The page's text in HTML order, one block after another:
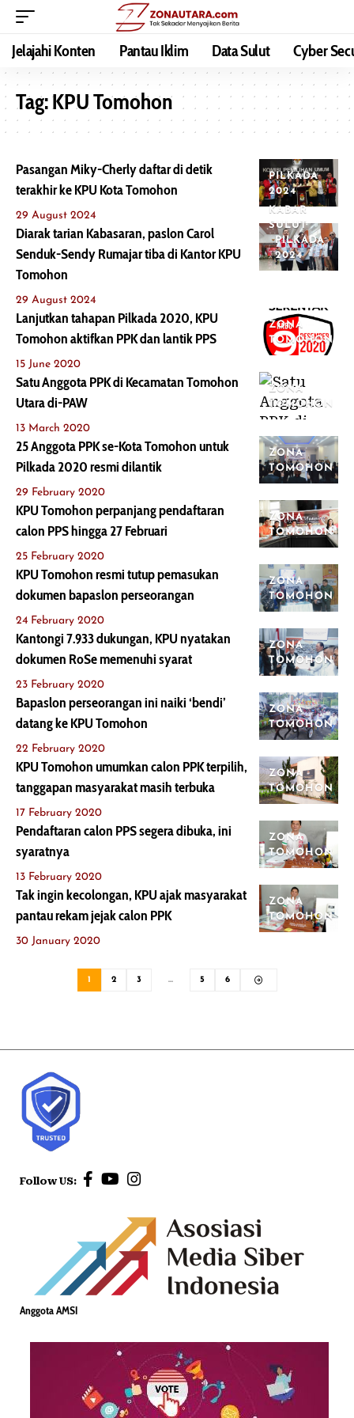
Jelajahi Konten Pantau Iklim Data Sulut Cyber
Tag:KPU Tomohon
PILKADA
2024
Pasangan Miky-Cherly daftar di detik
terakhir ke KPU Kota Tomohon
29 August 2024
KABAR
SULUT
PILKADA
2024
Diarak tarian Kabasaran, paslon Carol
Senduk-Sendy Rumajar tiba di Kantor KPU
Tomohon
29 August 2024
ZONA
TOMOHON
Lanjutkan tahapan Pilkada 2020, KPU
Tomohon aktifkan PPK dan lantik PPS
15 June 2020
ZONA
TOMOHON
Satu Anggota PPK di Kecamatan Tomohon
Utara di-PAW
13 March 2020
ZONA
TOMOHON
25 Anggota PPK se-Kota Tomohon untuk
Pilkada 2020 resmi dilantik
29 February 2020
ZONA
TOMOHON
KPU Tomohon perpanjang pendaftaran
calon PPS hingga 27 Februari
25 February 2020
ZONA
TOMOHON
KPU Tomohon resmi tutup pemasukan
dokumen bapaslon perseorangan
24 February 2020
ZONA
TOMOHON
Kantongi 7.933 dukungan, KPU nyatakan
dokumen RoSe memenuhi syarat
23 February 2020
ZONA
TOMOHON
Bapaslon perseorangan ini naiki ‘bendi’
datang ke KPU Tomohon
22 February 2020
ZONA
TOMOHON
KPU Tomohon umumkan calon PPK terpilih,
tanggapan masyarakat masih terbuka
17 February 2020
ZONA
TOMOHON
Pendaftaran calon PPS segera dibuka, ini
syaratnya
13 February 2020
ZONA
TOMOHON
Tak ingin kecolongan, KPU ajak masyarakat
pantau rekam jejak calon PPK
30 January 2020
1 2 3 … 5 6
Follow US:
Anggota AMSI